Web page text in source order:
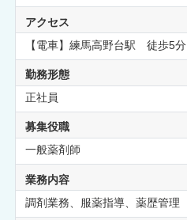
アクセス
【電車】練馬高野台駅 徒歩5分
勤務形態
正社員
募集役職
一般薬剤師
業務内容
調剤業務、服薬指導、薬歴管理